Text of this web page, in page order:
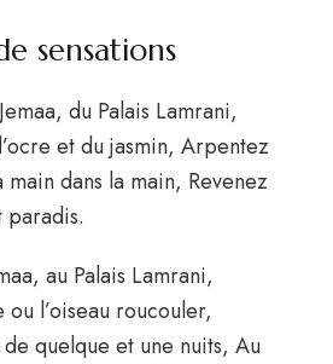
sensations
du Palais Lamrani,
et du jasmin, Arpentez
dans la main, Revenez
au Palais Lamrani,
l’oiseau roucouler,
quelque et une nuits, Au